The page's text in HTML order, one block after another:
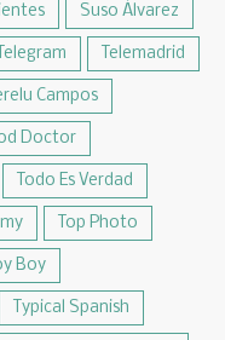
Suso Álvarez
Telegram Telemadrid
Campos
Doctor
Todo Es Verdad
Top Photo
Boy
Typical Spanish